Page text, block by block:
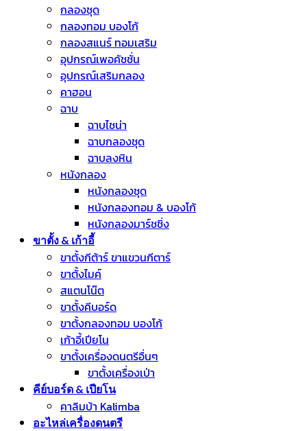
กลองชุด
กลองทอม บองโก้
กลองสแนร์ ทอมเสริม
อุปกรณ์เพอคัชชั่น
อุปกรณ์เสริมกลอง
คาฮอน
ฉาบ
ฉาบไชน่า
ฉาบกลองชุด
ฉาบลงหิน
หนังกลอง
หนังกลองชุด
หนังกลองทอม & บองโก้
หนังกลองมาร์ชชิ่ง
ขาตั้ง & เก้าอี้
ขาตั้งกีต้าร์ ขาแขวนกีตาร์
ขาตั้งไมค์
สแตนโน๊ต
ขาตั้งคีบอร์ด
ขาตั้งกลองทอม บองโก้
เก้าอี้เปียโน
ขาตั้งเครื่องดนตรีอื่นๆ
ขาตั้งเครื่องเป่า
คีย์บอร์ด & เปียโน
คาลิมบ้า Kalimba
อะไหล่เครื่องดนตรี